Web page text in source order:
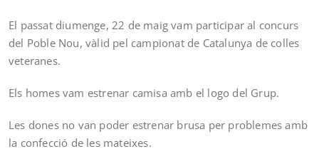
El passat diumenge, 22 de maig vam participar al concurs
del Poble Nou, vàlid pel campionat de Catalunya de colles
veteranes.
Els homes vam estrenar camisa amb el logo del Grup.
Les dones no van poder estrenar brusa per problemes amb
la confecció de les mateixes.